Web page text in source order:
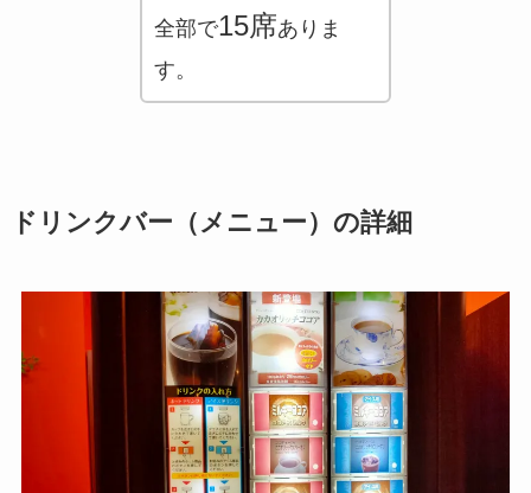
全部で15席ありま
す。
ドリンクバー（メニュー）の詳細